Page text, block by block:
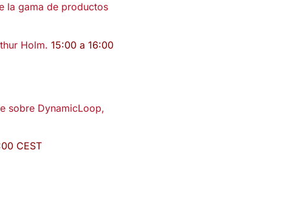
la gama de productos
Holm. 15:00 a 16:00
sobre DynamicLoop,
CEST